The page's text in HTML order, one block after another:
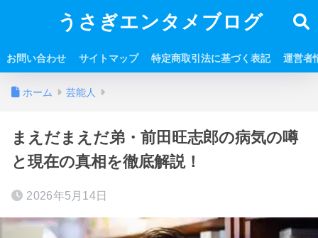
うさぎエンタメブログ
お問い合わせ サイトマップ 特定商取引法に基づく表記 運営者
ホーム 芸能人
まえだまえだ弟・前田旺志郎の病気の噂
と現在の真相を徹底解説！
2026年5月14日